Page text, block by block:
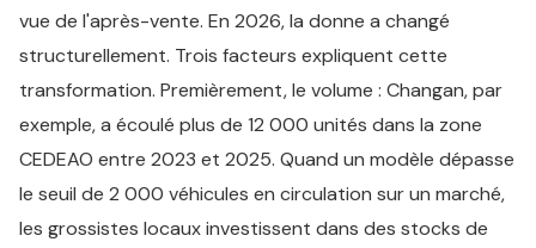
vue de l'après-vente. En 2026, la donne a changé
structurellement. Trois facteurs expliquent cette
transformation. Premièrement, le volume : Changan, par
exemple, a écoulé plus de 12 000 unités dans la zone
CEDEAO entre 2023 et 2025. Quand un modèle dépasse
le seuil de 2 000 véhicules en circulation sur un marché,
les grossistes locaux investissent dans des stocks de